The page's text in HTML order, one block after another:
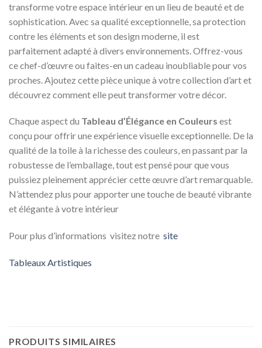
transforme votre espace intérieur en un lieu de beauté et de
sophistication. Avec sa qualité exceptionnelle, sa protection
contre les éléments et son design moderne, il est
parfaitement adapté à divers environnements. Offrez-vous
ce chef-d’œuvre ou faites-en un cadeau inoubliable pour vos
proches. Ajoutez cette pièce unique à votre collection d’art et
découvrez comment elle peut transformer votre décor.
Chaque aspect du Tableau d’Élégance en Couleurs est
conçu pour offrir une expérience visuelle exceptionnelle. De la
qualité de la toile à la richesse des couleurs, en passant par la
robustesse de l’emballage, tout est pensé pour que vous
puissiez pleinement apprécier cette œuvre d’art remarquable.
N’attendez plus pour apporter une touche de beauté vibrante
et élégante à votre intérieur
Pour plus d’informations visitez notre site
Tableaux Artistiques
PRODUITS SIMILAIRES